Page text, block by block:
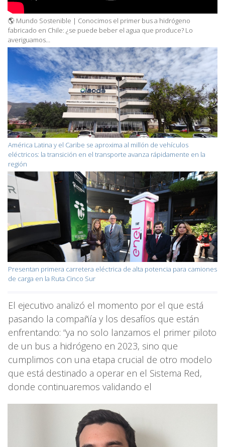
🌎 Mundo Sostenible | Conocimos el primer bus a hidrógeno
fabricado en Chile: ¿se puede beber el agua que produce? Lo
averiguamos…
América Latina y el Caribe se aproxima al millón de vehículos
eléctricos: la transición en el transporte avanza rápidamente en la
región
Presentan primera carretera eléctrica de alta potencia para camiones
de carga en la Ruta Cinco Sur
El ejecutivo analizó el momento por el que está
pasando la compañía y los desafíos que están
enfrentando: “ya no solo lanzamos el primer piloto
de un bus a hidrógeno en 2023, sino que
cumplimos con una etapa crucial de otro modelo
que está destinado a operar en el Sistema Red,
donde continuaremos validando el